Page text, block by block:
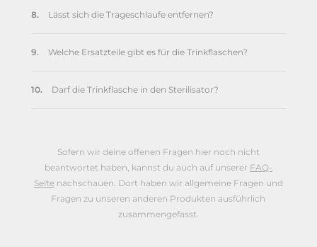
8. Lässt sich die Trageschlaufe entfernen?
9. Welche Ersatzteile gibt es für die Trinkflaschen?
10. Darf die Trinkflasche in den Sterilisator?
Sofern wir deine offenen Fragen hier noch nicht
beantwortet haben, kannst du auch auf unserer FAQ-
Seitenachschauen. Dort haben wir allgemeine Fragen und
Fragen zu unseren anderen Produkten ausführlich
zusammengefasst.